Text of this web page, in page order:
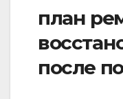
план
после